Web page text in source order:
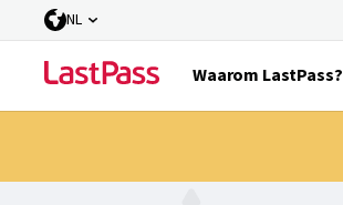
NL
Waarom LastPass?